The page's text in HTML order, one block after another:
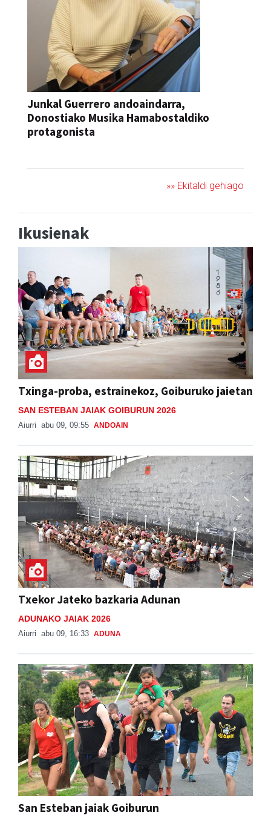
Junkal Guerrero andoaindarra,
Donostiako Musika Hamabostaldiko
protagonista
»» Ekitaldi gehiago
Ikusienak
Txinga-proba, estrainekoz, Goiburuko jaietan
SAN ESTEBAN JAIAK GOIBURUN 2026
Aiurri abu 09, 09:55 ANDOAIN
Txekor Jateko bazkaria Adunan
ADUNAKO JAIAK 2026
Aiurri abu 09, 16:33 ADUNA
San Esteban jaiak Goiburun